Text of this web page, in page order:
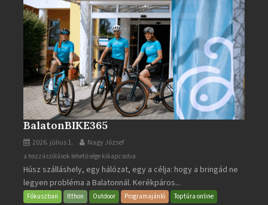
BalatonBIKE365
2026. július 1. Nagy József
BalatonBIKE365
bejegyzéshez
a hozzászólások lehetősége kikapcsolva
Húsz szálláshely, egy hálózat, egy a célja: hogy a bringád ne
legyen probléma a Balatonnál. Kerékpáros...
Fókuszban Itthon Outdoor Programajánló Toptúra online